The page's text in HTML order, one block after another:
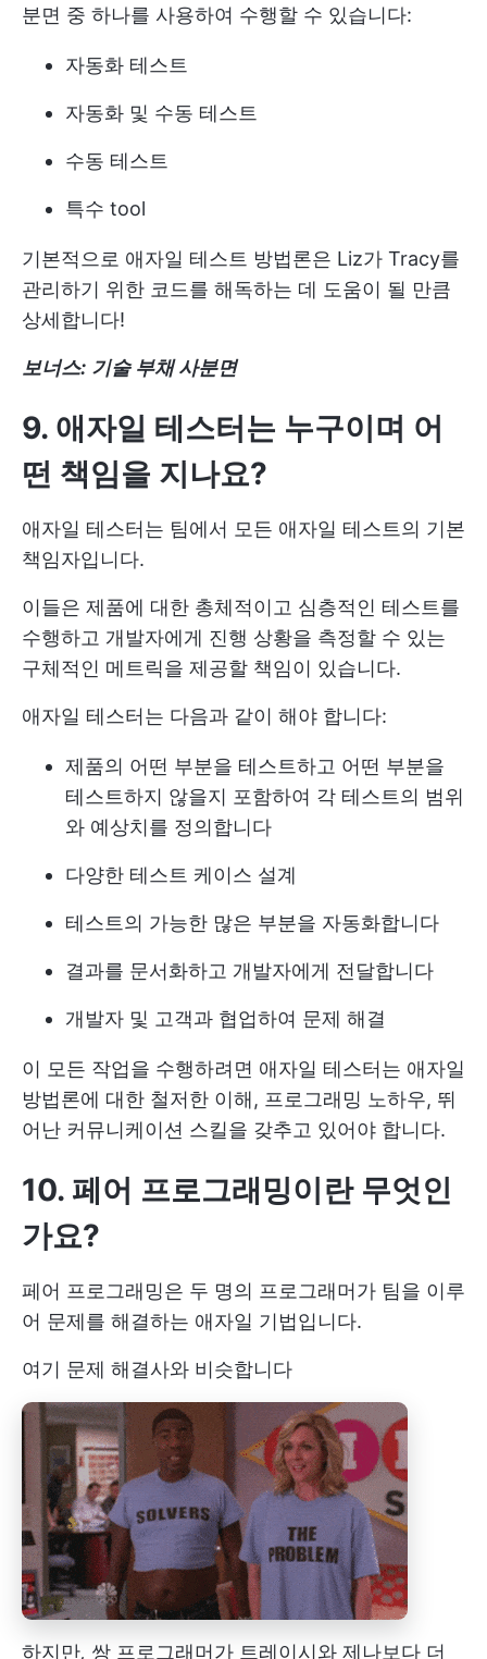
분면 중 하나를 사용하여 수행할 수 있습니다:
자동화 테스트
자동화 및 수동 테스트
수동 테스트
특수 tool
기본적으로 애자일 테스트 방법론은 Liz가 Tracy를
관리하기 위한 코드를 해독하는 데 도움이 될 만큼
상세합니다!
보너스: 기술 부채 사분면
9. 애자일 테스터는 누구이며 어
떤 책임을 지나요?
애자일 테스터는 팀에서 모든 애자일 테스트의 기본
책임자입니다.
이들은 제품에 대한 총체적이고 심층적인 테스트를
수행하고 개발자에게 진행 상황을 측정할 수 있는
구체적인 메트릭을 제공할 책임이 있습니다.
애자일 테스터는 다음과 같이 해야 합니다:
제품의 어떤 부분을 테스트하고 어떤 부분을
테스트하지 않을지 포함하여 각 테스트의 범위
와 예상치를 정의합니다
다양한 테스트 케이스 설계
테스트의 가능한 많은 부분을 자동화합니다
결과를 문서화하고 개발자에게 전달합니다
개발자 및 고객과 협업하여 문제 해결
이 모든 작업을 수행하려면 애자일 테스터는 애자일
방법론에 대한 철저한 이해, 프로그래밍 노하우, 뛰
어난 커뮤니케이션 스킬을 갖추고 있어야 합니다.
10. 페어 프로그래밍이란 무엇인
가요?
페어 프로그래밍은 두 명의 프로그래머가 팀을 이루
어 문제를 해결하는 애자일 기법입니다.
여기 문제 해결사와 비슷합니다
하지만, 쌍 프로그래머가 트레이시와 제나보다 더